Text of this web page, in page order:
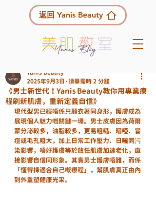
返回 Yanis Beauty
《男士新世代！Yanis Beauty教你用專業療
程刷新肌膚，重新定義自信》
Yanis Beauty
2025年9月3日 讀畢需時 2 分鐘
現代型男已經唔係只顧衣著同身形，護膚成為
展現個人魅力嘅關鍵一環。男士皮膚因為荷爾
蒙分泌較多，油脂較多，更易粗糙、暗啞、冒
痘或毛孔粗大，加上日常工作壓力、日曬同污
染影響，唔好護膚等於放任肌膚加速老化，直
接影響自信同形象。其實男士護膚唔難，而係
「懂得揀適合自己嘅療程」，幫肌膚真正由內
到外重塑健康光采。